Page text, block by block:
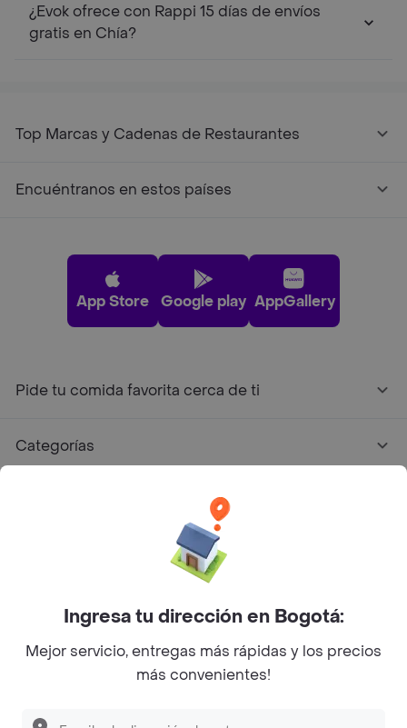
¿Evok ofrece con Rappi 15 días de envíos
gratis en Chía?
Top Marcas y Cadenas de Restaurantes
Encuéntranos en estos países
App Store Google play AppGallery
Pide tu comida favorita cerca de ti
Categorías
Facebook
Twitter
Instagram
©2026Rappi Inc. All rights reserved.
Ingresa tu dirección en Bogotá:
Mejor servicio, entregas más rápidas y los precios
más convenientes!